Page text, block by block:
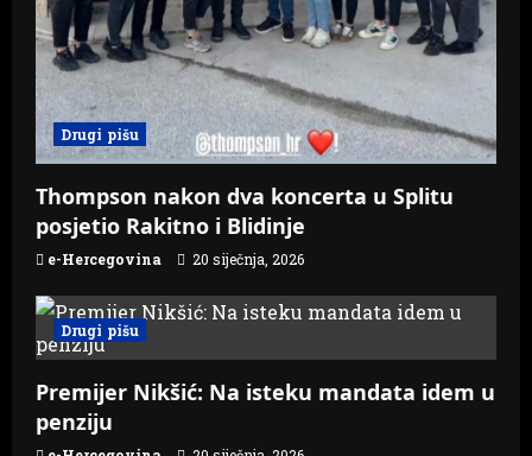
Drugi pišu
Thompson nakon dva koncerta u Splitu
posjetio Rakitno i Blidinje
e-Hercegovina 20 siječnja, 2026
Drugi pišu
Premijer Nikšić: Na isteku mandata idem u
penziju